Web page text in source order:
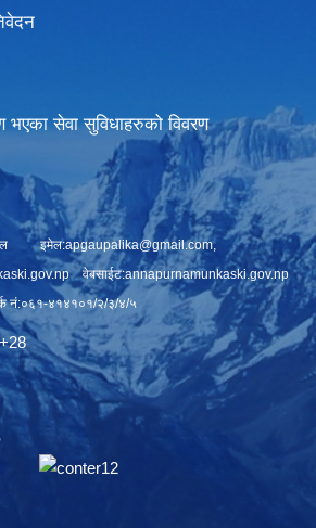
भएका सेवा सुविधाहरुको विवरण
इमेल:apgaupalika@gmail.com,
वेबसाईट:annapurnamunkaski.gov.np
२/३/४/५